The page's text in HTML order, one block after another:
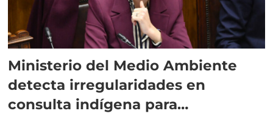
Ministerio del Medio Ambiente
detecta irregularidades en
consulta indígena para